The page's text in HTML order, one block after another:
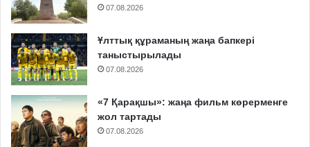
07.08.2026
Ұлттық құраманың жаңа бапкері
таныстырылады
07.08.2026
«7 Қарақшы»: жаңа фильм көрерменге
жол тартады
07.08.2026